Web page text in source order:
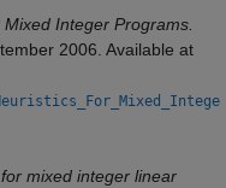
Integer Programs.
2006. Available at
mixed integer linear